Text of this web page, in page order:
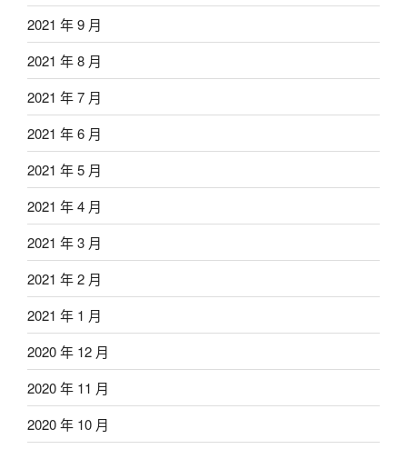
2021 年 9 月
2021 年 8 月
2021 年 7 月
2021 年 6 月
2021 年 5 月
2021 年 4 月
2021 年 3 月
2021 年 2 月
2021 年 1 月
2020 年 12 月
2020 年 11 月
2020 年 10 月